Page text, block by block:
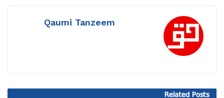
Qaumi Tanzeem
Related Posts